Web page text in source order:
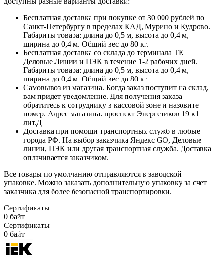
Бесплатная доставка при покупке от 30 000 рублей по
Санкт-Петербургу в пределах КАД, Мурино и Кудрово.
Габариты товара: длина до 0,5 м, высота до 0,4 м,
ширина до 0,4 м. Общий вес до 80 кг.
Бесплатная доставка со склада до терминала ТК
Деловые Линии и ПЭК в течение 1-2 рабочих дней.
Габариты товара: длина до 0,5 м, высота до 0,4 м,
ширина до 0,4 м. Общий вес до 80 кг.
Самовывоз из магазина. Когда заказ поступит на склад,
вам придет уведомление. Для получения заказа
обратитесь к сотруднику в кассовой зоне и назовите
номер. Адрес магазина: проспект Энергетиков 19 к1
лит.Д
Доставка при помощи транспортных служб в любые
города РФ. На выбор заказчика Яндекс GO, Деловые
линии, ПЭК или другая транспортная служба. Доставка
оплачивается заказчиком.
Все товары по умолчанию отправляются в заводской
упаковке. Можно заказать дополнительную упаковку за счет
заказчика для более безопасной транспортировки.
Сертификаты
0 байт
Сертификаты
0 байт